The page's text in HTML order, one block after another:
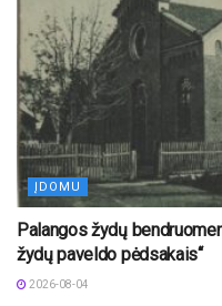
ĮDOMU
Palangos žydų
žydų paveldo pėdsakais“
2026-08-04